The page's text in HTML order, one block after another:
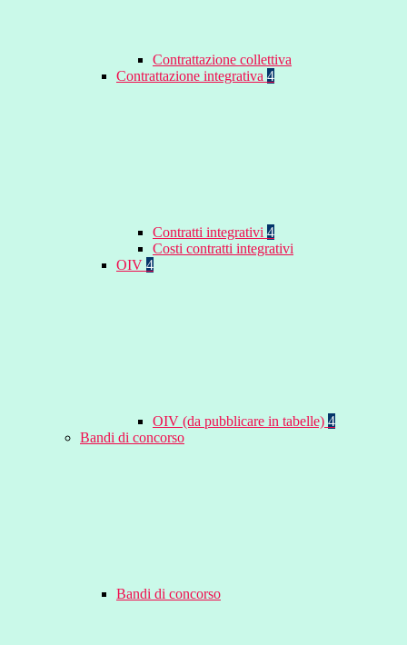
Contrattazione collettiva
Contrattazione integrativa 4
Contratti integrativi 4
Costi contratti integrativi
OIV 4
OIV (da pubblicare in tabelle) 4
Bandi di concorso
Bandi di concorso